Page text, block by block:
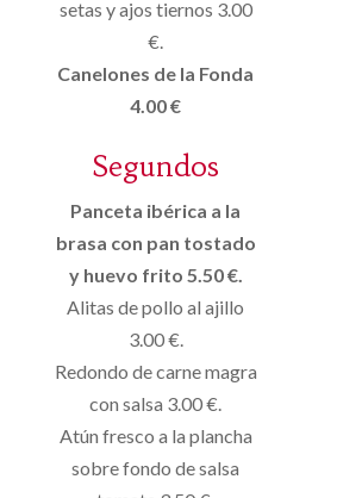
setas y ajos tiernos 3.00
€.
Canelones de la Fonda
4.00 €
Segundos
Panceta ibérica a la
brasa con pan tostado
y huevo frito 5.50 €.
Alitas de pollo al ajillo
3.00 €.
Redondo de carne magra
con salsa 3.00 €.
Atún fresco a la plancha
sobre fondo de salsa